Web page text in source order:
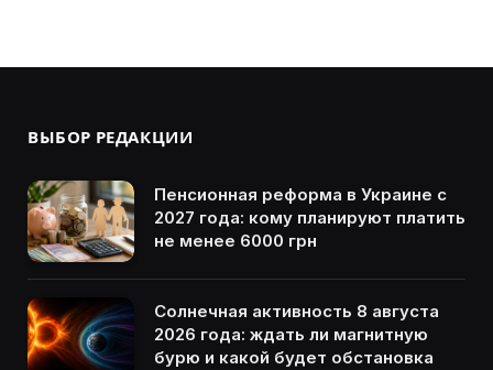
ВЫБОР РЕДАКЦИИ
Пенсионная реформа в Украине с
2027 года: кому планируют платить
не менее 6000 грн
Солнечная активность 8 августа
2026 года: ждать ли магнитную
бурю и какой будет обстановка